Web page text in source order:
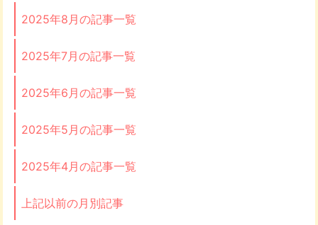
2025年8月の記事一覧
2025年7月の記事一覧
2025年6月の記事一覧
2025年5月の記事一覧
2025年4月の記事一覧
上記以前の月別記事